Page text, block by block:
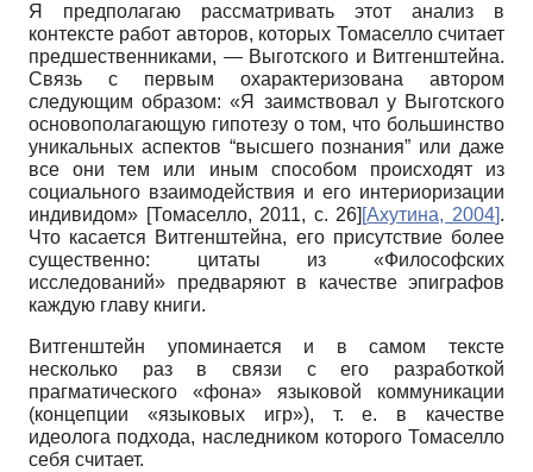
Я предполагаю рассматривать этот анализ в
контексте работ авторов, которых Томаселло считает
предшественниками, — Выготского и Витгенштейна.
Связь с первым охарактеризована автором
следующим образом: «Я заимствовал у Выготского
основополагающую гипотезу о том, что большинство
уникальных аспектов “высшего познания” или даже
все они тем или иным способом происходят из
социального взаимодействия и его интериоризации
индивидом» [Томаселло, 2011, с. 26] [Ахутина, 2004].
Что касается Витгенштейна, его присутствие более
существенно: цитаты из «Философских
исследований» предваряют в качестве эпиграфов
каждую главу книги.
Витгенштейн упоминается и в самом тексте
несколько раз в связи с его разработкой
прагматического «фона» языковой коммуникации
(концепции «языковых игр»), т. е. в качестве
идеолога подхода, наследником которого Томаселло
себя считает.